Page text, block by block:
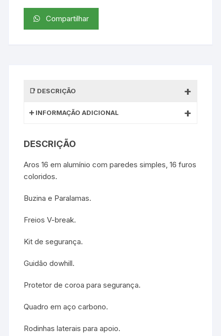
Compartilhar
DESCRIÇÃO
INFORMAÇÃO ADICIONAL
DESCRIÇÃO
Aros 16 em alumínio com paredes simples, 16 furos
coloridos.
Buzina e Paralamas.
Freios V-break.
Kit de segurança.
Guidão dowhill.
Protetor de coroa para segurança.
Quadro em aço carbono.
Rodinhas laterais para apoio.